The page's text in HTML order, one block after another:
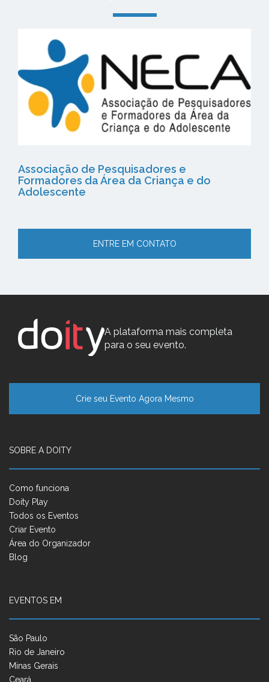
Associação de Pesquisadores e
Formadores da Área da Criança e do
Adolescente
ENTRE EM CONTATO
A plataforma mais completa
para o seu evento.
Crie seu Evento Agora Mesmo
SOBRE A DOITY
Como funciona
Doity Play
Todos os Eventos
Criar Evento
Área do Organizador
Blog
EVENTOS EM
São Paulo
Rio de Janeiro
Minas Gerais
Ceará